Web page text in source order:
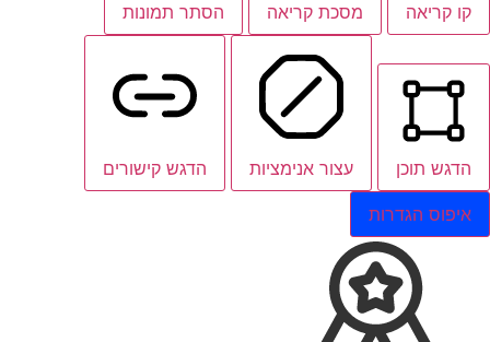
קו קריאה מסכת קריאה הסתר תמונות
הדגש תוכן עצור אנימציות הדגש קישורים
איפוס הגדרות